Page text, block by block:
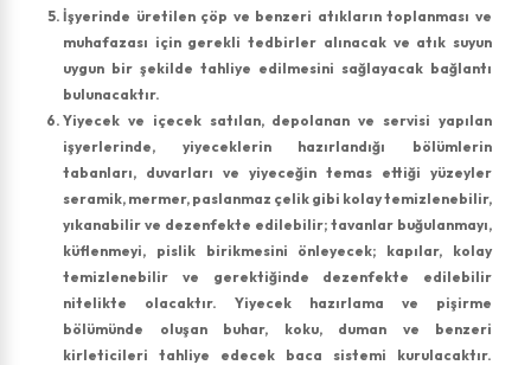
İşyerinde üretilen çöp ve benzeri atıkların toplanması ve
muhafazası için gerekli tedbirler alınacak ve atık suyun
uygun bir şekilde tahliye edilmesini sağlayacak bağlantı
bulunacaktır.
Yiyecek ve içecek satılan, depolanan ve servisi yapılan
işyerlerinde, yiyeceklerin hazırlandığı bölümlerin
tabanları, duvarları ve yiyeceğin temas ettiği yüzeyler
seramik, mermer, paslanmaz çelik gibi kolay temizlenebilir,
yıkanabilir ve dezenfekte edilebilir; tavanlar buğulanmayı,
küflenmeyi, pislik birikmesini önleyecek; kapılar, kolay
temizlenebilir ve gerektiğinde dezenfekte edilebilir
nitelikte olacaktır. Yiyecek hazırlama ve pişirme
bölümünde oluşan buhar, koku, duman ve benzeri
kirleticileri tahliye edecek baca sistemi kurulacaktır.